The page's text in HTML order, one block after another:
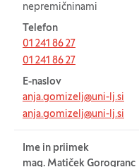
nepremičninami
Telefon
01 241 86 27
01 241 86 27
E-naslov
anja.gomizelj@uni-lj.si
anja.gomizelj@uni-lj.si
Ime in priimek
mag. Matiček Gorogranc